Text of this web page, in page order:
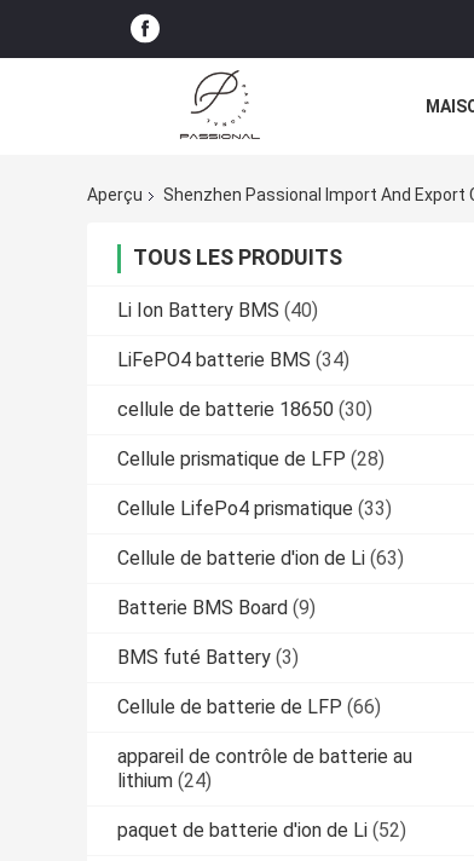
Aperçu Shenzhen Passional Import And Export
TOUS LES PRODUITS
Li Ion Battery BMS (40)
LiFePO4 batterie BMS (34)
cellule de batterie 18650 (30)
Cellule prismatique de LFP (28)
Cellule LifePo4 prismatique (33)
Cellule de batterie d'ion de Li (63)
Batterie BMS Board (9)
BMS futé Battery (3)
Cellule de batterie de LFP (66)
appareil de contrôle de batterie au
lithium (24)
paquet de batterie d'ion de Li (52)